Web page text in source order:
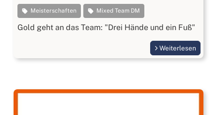
Meisterschaften Mixed Team DM
Gold geht an das Team: "Drei Hände und ein Fuß"
Weiterlesen